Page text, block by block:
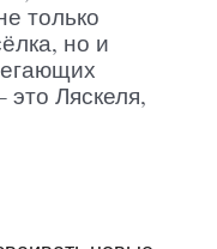
только
но и
это Ляскеля,